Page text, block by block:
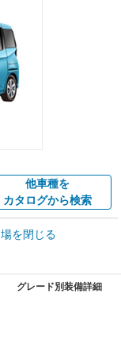
他車種を
カタログから検索
車買取相場
を閉じる
グレード別装備詳細